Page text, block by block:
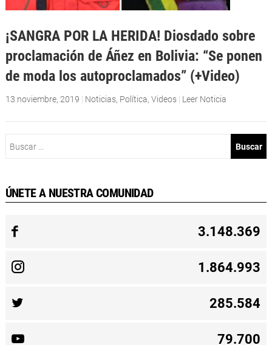
¡SANGRA POR LA HERIDA! Diosdado sobre
proclamación de Áñez en Bolivia: “Se ponen
de moda los autoproclamados” (+Video)
13 noviembre, 2019 | Noticias, Política, Videos | Leer Noticia
ÚNETE A NUESTRA COMUNIDAD
3.148.369
1.864.993
285.584
79.700